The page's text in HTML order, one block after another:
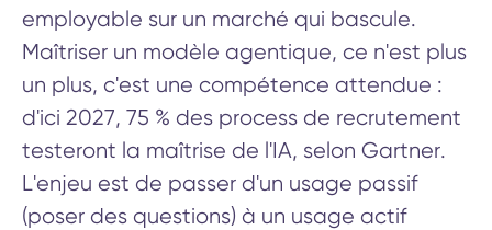
employable sur un marché qui bascule.
Maîtriser un modèle agentique, ce n'est plus
un plus, c'est une compétence attendue :
d'ici 2027, 75 % des process de recrutement
testeront la maîtrise de l'IA, selon Gartner.
L'enjeu est de passer d'un usage passif
(poser des questions) à un usage actif